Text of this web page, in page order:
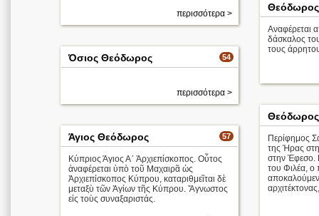
περισσότερα >
Θεόδωρος
Αναφέρεται
δάσκαλος
τους
54
Όσιος Θεόδωρος
περισσότερα >
Θεόδωρος
Περίφημος
της Ήρας
στην Έφεσο.
του Φιλέα, ο
57
Άγιος Θεόδωρος
Κύπριος Άγιος Α´ Ἀρχιεπίσκοπος. Οὗτος
ἀναφέρεται ὑπὸ τοῦ Μαχαιρᾶ ὡς
Ἀρχιεπίσκοπος Κύπρου, καταριθμεῖται δὲ
μεταξὺ τῶν Ἁγίων τῆς Κύπρου. Ἄγνωστος
εἰς τοὺς συναξαριστάς.